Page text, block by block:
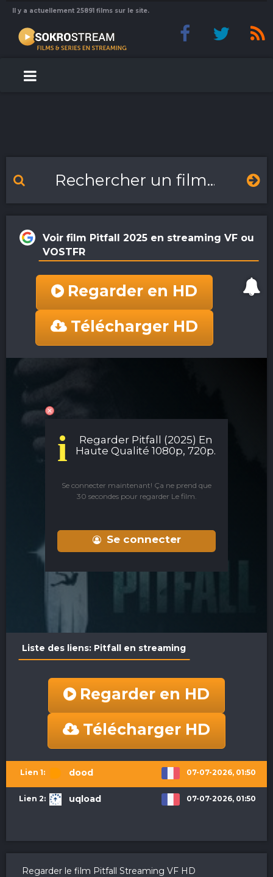
Il y a actuellement 25891 films sur le site.
Voir film Pitfall 2025 en streaming VF ou
VOSTFR
Regarder en HD
Télécharger HD
i
Regarder Pitfall (2025) En
Haute Qualité 1080p, 720p.
Se connecter maintenant! Ça ne prend que
30 secondes pour regarder Le film.
Se connecter
Liste des liens: Pitfall en streaming
Regarder en HD
Télécharger HD
dood 07-07-2026, 01:50
uqload 07-07-2026, 01:50
Regarder le film Pitfall Streaming VF HD